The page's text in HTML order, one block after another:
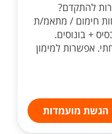
להתקדם?
חימום / מתאמ/ת
בסיס + בונוסים.
אפשרות למימון
הגשת מועמדות